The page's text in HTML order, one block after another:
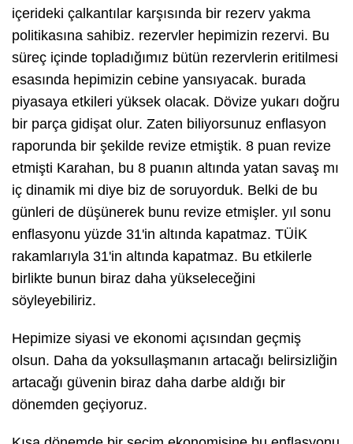
içerideki çalkantılar karşısında bir rezerv yakma
politikasına sahibiz. rezervler hepimizin rezervi. Bu
süreç içinde topladığımız bütün rezervlerin eritilmesi
esasında hepimizin cebine yansıyacak. burada
piyasaya etkileri yüksek olacak. Dövize yukarı doğru
bir parça gidişat olur. Zaten biliyorsunuz enflasyon
raporunda bir şekilde revize etmiştik. 8 puan revize
etmişti Karahan, bu 8 puanın altında yatan savaş mı
iç dinamik mi diye biz de soruyorduk. Belki de bu
günleri de düşünerek bunu revize etmişler. yıl sonu
enflasyonu yüzde 31'in altında kapatmaz. TÜİK
rakamlarıyla 31'in altında kapatmaz. Bu etkilerle
birlikte bunun biraz daha yükseleceğini
söyleyebiliriz.
Hepimize siyasi ve ekonomi açısından geçmiş
olsun. Daha da yoksullaşmanın artacağı belirsizliğin
artacağı güvenin biraz daha darbe aldığı bir
dönemden geçiyoruz.